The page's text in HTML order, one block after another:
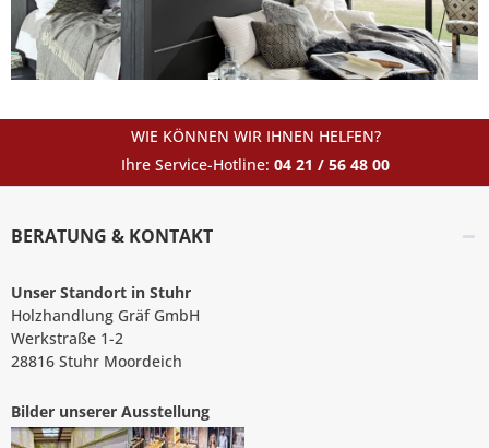
WIE KÖNNEN WIR IHNEN HELFEN?
Ihre Service-Hotline: 04 21 / 56 48 00
BERATUNG & KONTAKT
Unser Standort in Stuhr
Holzhandlung Gräf GmbH
Werkstraße 1-2
28816 Stuhr Moordeich
Bilder unserer Ausstellung